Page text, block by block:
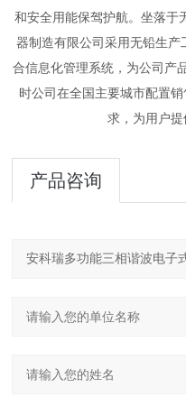
和安全用能保驾护航。坐落于
器制造有限公司采用无铅生
合信息化管理系统，为公司产
时公司在全国主要城市配置
求，为用户提
产品咨询